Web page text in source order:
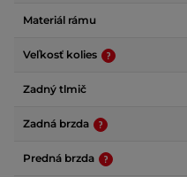
Materiál rámu
Veľkosť kolies
Zadný tlmič
Zadná brzda
Predná brzda